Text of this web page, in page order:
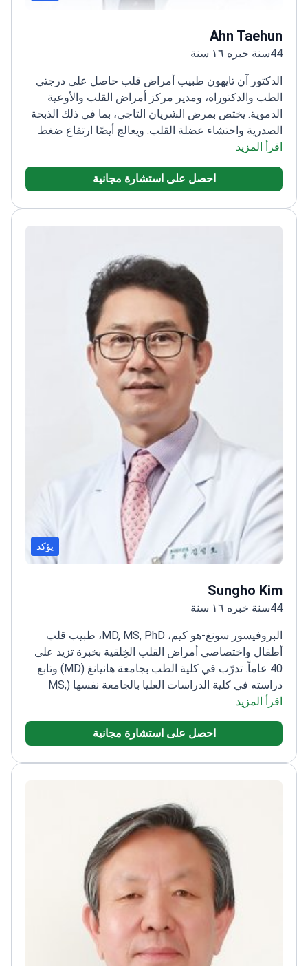
Ahn Taehun
44سنة خبره ١٦ سنة
الدكتور آن تايهون طبيب أمراض قلب حاصل على درجتي
الطب والدكتوراه، ومدير مركز أمراض القلب والأوعية
الدموية. يختص بمرض الشريان التاجي، بما في ذلك الذبحة
الصدرية واحتشاء عضلة القلب. ويعالج أيضًا ارتفاع ضغط
الدم، وأمراض صمامات القلب، وقصور القلب، وفرط
شحميات الدم. تشمل خبرته طب القلب التداخلي، وتخطيط
صدى القلب، وتصوير القلب والأوعية الدموية. ويعالج كذلك
القلب التوسعي، والتهاب عضلة القلب. تولى عدة مناصب
لأمراض القلب (KSC). كما كان المدير المالي للجمعية
الكورية لأمراض القلب. وترأس جمعية التدخلات الوعائية
الكورية (KVIS) ولجنة المضاعفات القلبية الوعائية الكورية
(KCCC). كما ترأس اللجنة المنظمة لفعالية ENCORE
اقرأ المزيد
احصل على استشارة مجانية
يؤكد
Sungho Kim
44سنة خبره ١٦ سنة
البروفيسور سونغ-هو كيم، MD, MS, PhD، طبيب قلب
أطفال واختصاصي أمراض القلب الخِلقية بخبرة تزيد على
40 عاماً. تدرّب في كلية الطب بجامعة هانيانغ (MD) وتابع
دراسته في كلية الدراسات العليا بالجامعة نفسها (MS,
ورباعية فالو وغيرها من العيوب القلبية الخِلقية، ما قلّل
وسريرية، ويساهم في البحث والتدريب، ويشارك في
اقرأ المزيد
احصل على استشارة مجانية